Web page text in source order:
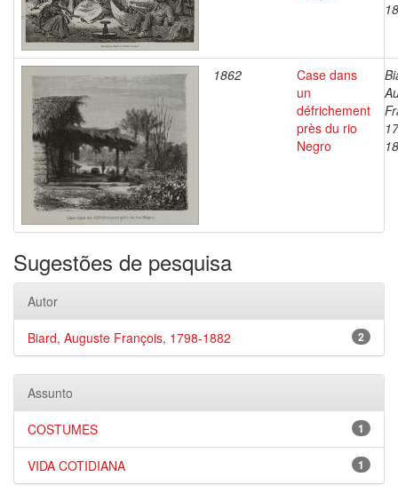
1862
Case dans
un
défrichement
près du rio
Negro
Sugestões de pesquisa
Autor
2
Biard, Auguste François, 1798-1882
Assunto
1
COSTUMES
1
VIDA COTIDIANA